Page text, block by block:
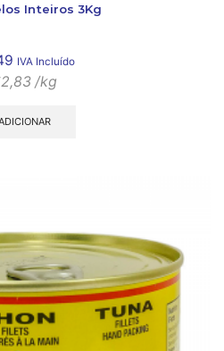
Inteiros 3Kg
IVA Incluído
2,83 /kg